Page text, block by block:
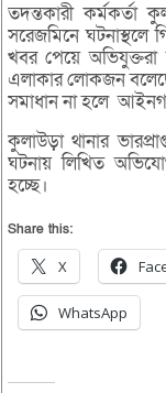
তদন্তকারী
সরেজমিনে ঘটনাস্থলে
খবর পেয়ে অভিযুক্তরা
এলাকার লোকজন
সমাধান না হলে
কুলাউড়া থানার
ঘটনায় লিখিত
হচ্ছে।
Share this:
X
WhatsApp